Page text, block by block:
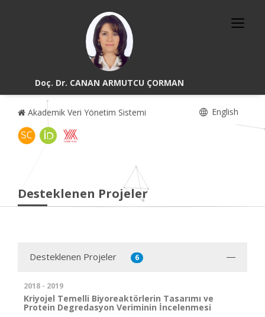
Doç. Dr. CANAN ARMUTCU ÇORMAN
Akademik Veri Yönetim Sistemi English
Desteklenen Projeler
Desteklenen Projeler 6
2018 - 2019
Kriyojel Temelli Biyoreaktörlerin Tasarımı ve
Protein Degredasyon Veriminin İncelenmesi